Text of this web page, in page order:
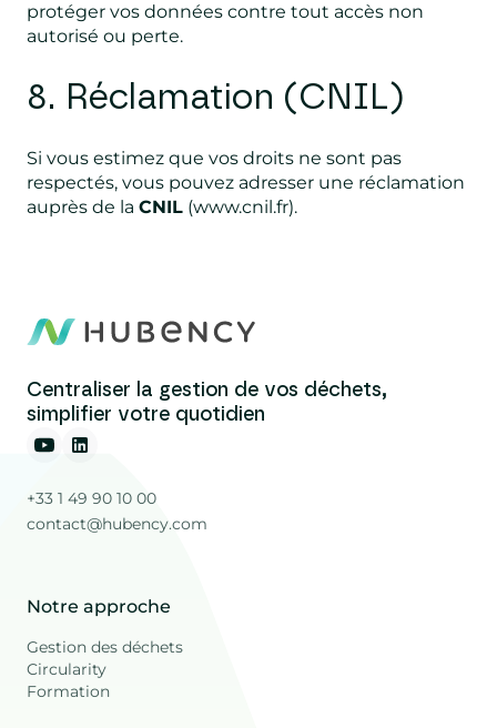
protéger vos données contre tout accès non
autorisé ou perte.
8. Réclamation (CNIL)
Si vous estimez que vos droits ne sont pas
respectés, vous pouvez adresser une réclamation
auprès de la CNIL (www.cnil.fr).
Centraliser la gestion de vos déchets,
simplifier votre quotidien
+33 1 49 90 10 00
contact@hubency.com
Notre approche
Gestion des déchets
Circularity
Formation